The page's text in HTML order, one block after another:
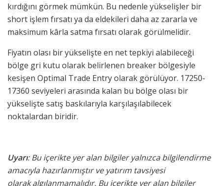
kırdığını görmek mümkün. Bu nedenle yükselişler bir
short işlem fırsatı ya da eldekileri daha az zararla ve
maksimum kârla satma fırsatı olarak görülmelidir.
Fiyatın olası bir yükselişte en net tepkiyi alabileceği
bölge gri kutu olarak belirlenen breaker bölgesiyle
kesişen Optimal Trade Entry olarak görülüyor. 17250-
17360 seviyeleri arasında kalan bu bölge olası bir
yükselişte satış baskılarıyla karşılaşılabilecek
noktalardan biridir.
Uyarı: Bu içerikte yer alan bilgiler yalnızca bilgilendirme
amacıyla hazırlanmıştır ve yatırım tavsiyesi
olarak algılanmamalıdır. Bu içerikte yer alan bilgiler